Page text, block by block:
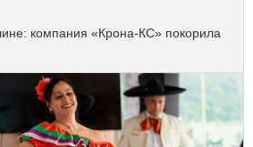
компания «Крона‑КС» покорила